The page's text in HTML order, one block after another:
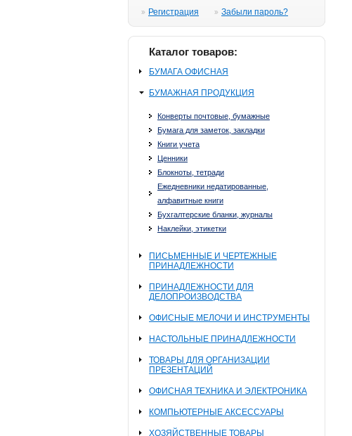
Регистрация Забыли пароль?
Каталог товаров:
БУМАГА ОФИСНАЯ
БУМАЖНАЯ ПРОДУКЦИЯ
Конверты почтовые, бумажные
Бумага для заметок, закладки
Книги учета
Ценники
Блокноты, тетради
Ежедневники недатированные,
алфавитные книги
Бухгалтерские бланки, журналы
Наклейки, этикетки
ПИСЬМЕННЫЕ И ЧЕРТЕЖНЫЕ
ПРИНАДЛЕЖНОСТИ
ПРИНАДЛЕЖНОСТИ ДЛЯ
ДЕЛОПРОИЗВОДСТВА
ОФИСНЫЕ МЕЛОЧИ И ИНСТРУМЕНТЫ
НАСТОЛЬНЫЕ ПРИНАДЛЕЖНОСТИ
ТОВАРЫ ДЛЯ ОРГАНИЗАЦИИ
ПРЕЗЕНТАЦИЙ
ОФИСНАЯ ТЕХНИКА И ЭЛЕКТРОНИКА
КОМПЬЮТЕРНЫЕ АКСЕССУАРЫ
ХОЗЯЙСТВЕННЫЕ ТОВАРЫ